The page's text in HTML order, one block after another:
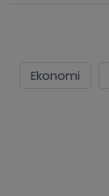
Ekonomi